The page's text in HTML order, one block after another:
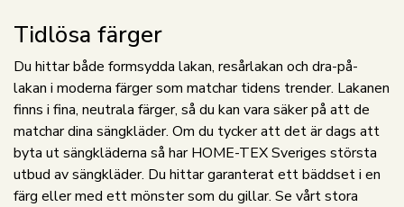
Tidlösa färger
Du hittar både formsydda lakan, resårlakan och dra-på-
lakan i moderna färger som matchar tidens trender. Lakanen
finns i fina, neutrala färger, så du kan vara säker på att de
matchar dina sängkläder. Om du tycker att det är dags att
byta ut sängkläderna så har HOME-TEX Sveriges största
utbud av sängkläder. Du hittar garanterat ett bäddset i en
färg eller med ett mönster som du gillar. Se vårt stora